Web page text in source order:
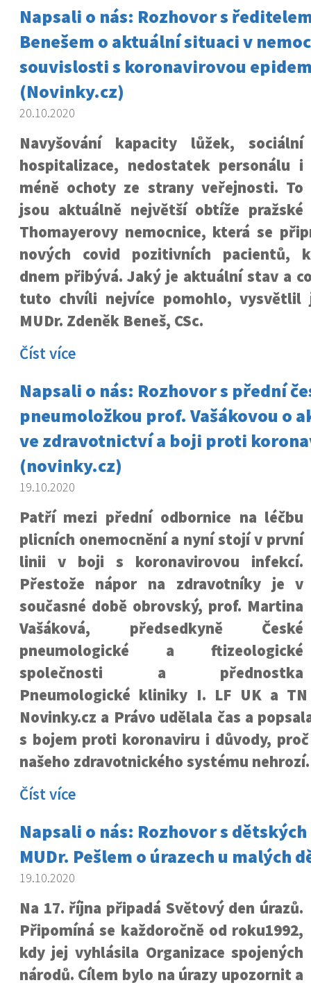
Napsali o nás: Rozhovor s
Benešem o aktuální situaci v
souvislosti s koronavirovou
(Novinky.cz)
20.10.2020
Navyšování kapacity lůžek, sociální
hospitalizace, nedostatek personálu i
méně ochoty ze strany veřejnosti. To
jsou aktuálně největší obtíže pražské
Thomayerovy nemocnice, která se
nových covid pozitivních pacientů,
dnem přibývá. Jaký je aktuální stav a
tuto chvíli nejvíce pomohlo, vysvětlil
MUDr. Zdeněk Beneš, CSc.
Číst více
Napsali o nás: Rozhovor s přední
pneumoložkou prof. Vašákovou o
ve zdravotnictví a boji proti
(novinky.cz)
19.10.2020
Patří mezi přední odbornice na léčbu
plicních onemocnění a nyní stojí v první
linii v boji s koronavirovou infekcí.
Přestože nápor na zdravotníky je v
současné době obrovský, prof. Martina
Vašáková, předsedkyně České
pneumologické a ftizeologické
společnosti a přednostka
Pneumologické kliniky I. LF UK a
Novinky.cz a Právo udělala čas a
s bojem proti koronaviru i důvody,
našeho zdravotnického systému nehrozí.
Číst více
Napsali o nás: Rozhovor s
MUDr. Pešlem o úrazech u malých
19.10.2020
Na 17. října připadá Světový den úrazů.
Připomíná se každoročně od roku1992,
kdy jej vyhlásila Organizace spojených
národů. Cílem bylo na úrazy upozornit a